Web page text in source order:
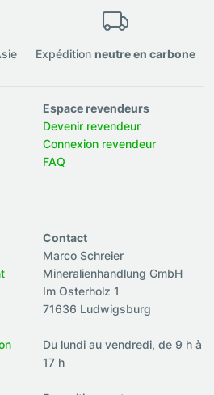
Expédition neutre en carbone
Espace revendeurs
Devenir revendeur
Connexion revendeur
FAQ
Contact
Marco Schreier
Mineralienhandlung GmbH
Im Osterholz 1
71636 Ludwigsburg
Du lundi au vendredi, de 9 h à
17 h